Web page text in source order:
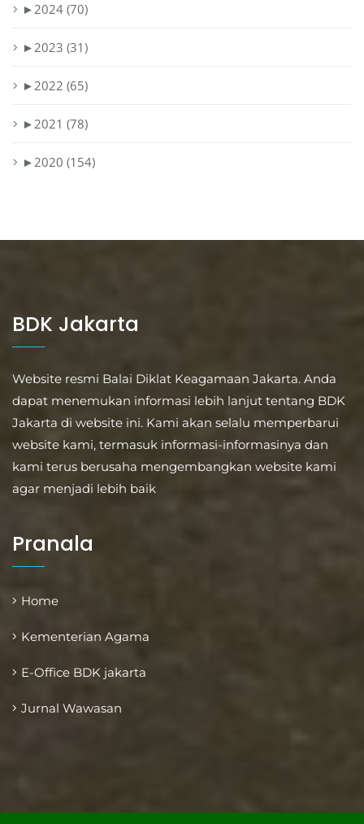
►2024 (70)
►2023 (31)
►2022 (65)
►2021 (78)
►2020 (154)
BDK Jakarta
Website resmi Balai Diklat Keagamaan Jakarta. Anda
dapat menemukan informasi lebih lanjut tentang BDK
Jakarta di website ini. Kami akan selalu memperbarui
website kami, termasuk informasi-informasinya dan
kami terus berusaha mengembangkan website kami
agar menjadi lebih baik
Pranala
Home
Kementerian Agama
E-Office BDK jakarta
Jurnal Wawasan